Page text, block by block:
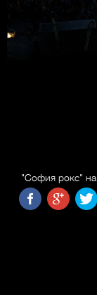
"София рокс"